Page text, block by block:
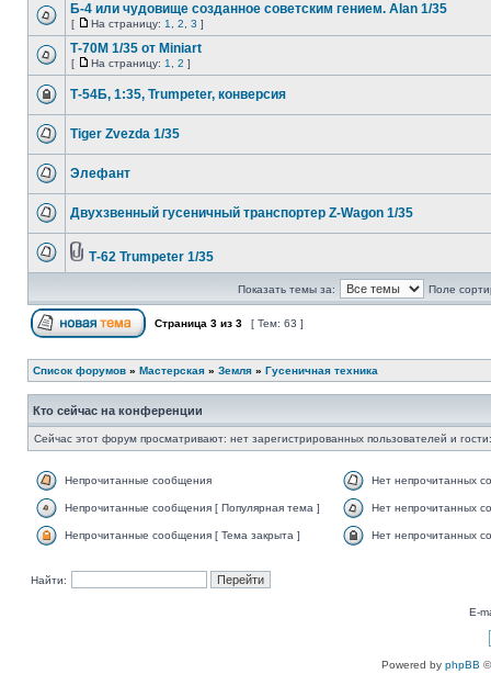
Б-4 или чудовище созданное советским гением. Alan 1/35
[ На страницу: 1 2 3 ]
Т-70М 1/35 от Miniart
[ На страницу: 1 2 ]
Т-54Б, 1:35, Trumpeter, конверсия
Tiger Zvezda 1/35
Элефант
Двухзвенный гусеничный транспортер Z-Wagon 1/35
Т-62 Trumpeter 1/35
Показать темы за: Поле
Страница 3 из 3 [ Тем: 63 ]
Список форумов » Мастерская » Земля » Гусеничная техника
Кто сейчас на конференции
Сейчас этот форум просматривают: нет зарегистрированных пользователей и
Непрочитанные сообщения Нет непрочитанных
Непрочитанные сообщения [ Популярная тема ] Нет непрочитанных
Непрочитанные сообщения [ Тема закрыта ] Нет непрочитанных
Найти:
E-
Powered by phpBB